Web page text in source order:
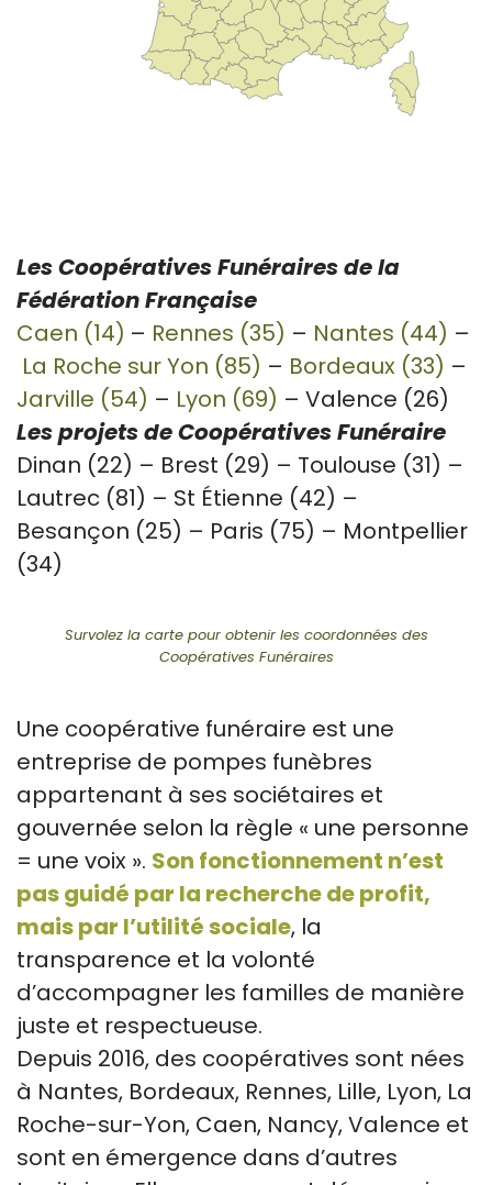
Les Coopératives Funéraires de la
Fédération Française
Caen (14) – Rennes (35) – Nantes (44) –
La Roche sur Yon (85) – Bordeaux (33) –
Jarville (54) – Lyon (69) – Valence (26)
Les projets de Coopératives Funéraire
Dinan (22) – Brest (29) – Toulouse (31) –
Lautrec (81) – St Étienne (42) –
Besançon (25) – Paris (75) – Montpellier
(34)
Survolez la carte pour obtenir les coordonnées des
Coopératives Funéraires
Une coopérative funéraire est une
entreprise de pompes funèbres
appartenant à ses sociétaires et
gouvernée selon la règle « une personne
= une voix ». Son fonctionnement n’est
pas guidé par la recherche de profit,
mais par l’utilité sociale, la
transparence et la volonté
d’accompagner les familles de manière
juste et respectueuse.
Depuis 2016, des coopératives sont nées
à Nantes, Bordeaux, Rennes, Lille, Lyon, La
Roche-sur-Yon, Caen, Nancy, Valence et
sont en émergence dans d’autres